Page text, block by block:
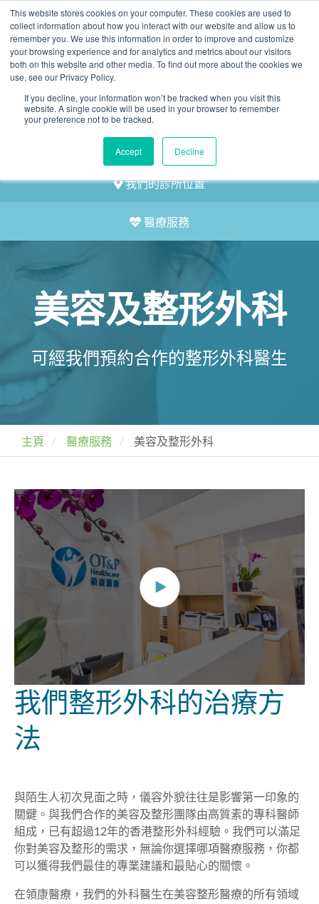
This website stores cookies on your computer. These cookies are used to
collect information about how you interact with our website and allow us to
remember you. We use this information in order to improve and customize
your browsing experience and for analytics and metrics about our visitors
both on this website and other media. To find out more about the cookies we
use, see our Privacy Policy.
If you decline, your information won’t be tracked when you visit this
website. A single cookie will be used in your browser to remember
your preference not to be tracked.
Accept Decline
2155 9055
預約
我們的診所位置
醫療服務
美容及整形外科
可經我們預約合作的整形外科醫生
主頁 醫療服務 美容及整形外科
我們整形外科的治療方
法
與陌生人初次見面之時，儀容外貌往往是影響第一印象的
關鍵。與我們合作的美容及整形團隊由高質素的專科醫師
組成，已有超過12年的香港整形外科經驗。我們可以滿足
你對美容及整形的需求，無論你選擇哪項醫療服務，你都
可以獲得我們最佳的專業建議和最貼心的關懷。
在領康醫療，我們的外科醫生在美容整形醫療的所有領域